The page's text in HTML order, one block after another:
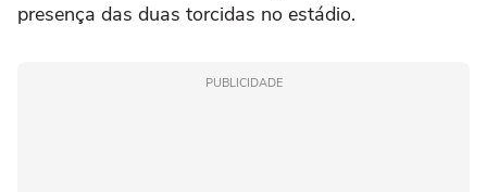
presença das duas torcidas no estádio.
PUBLICIDADE